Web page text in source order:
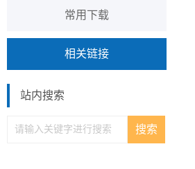
常用下载
相关链接
站内搜索